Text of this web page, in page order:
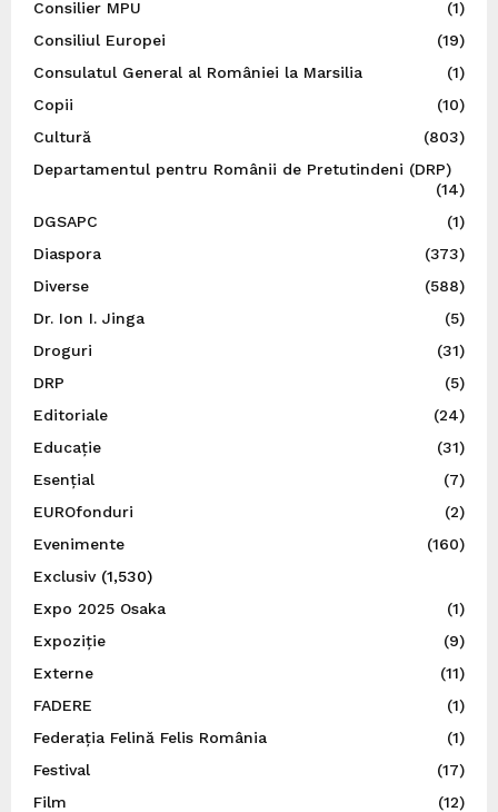
Consilier MPU
(1)
Consiliul Europei
(19)
Consulatul General al României la Marsilia
(1)
Copii
(10)
Cultură
(803)
Departamentul pentru Românii de Pretutindeni (DRP)
(14)
DGSAPC
(1)
Diaspora
(373)
Diverse
(588)
Dr. Ion I. Jinga
(5)
Droguri
(31)
DRP
(5)
Editoriale
(24)
Educație
(31)
Esențial
(7)
EUROfonduri
(2)
Evenimente
(160)
Exclusiv(1,530)
Expo 2025 Osaka
(1)
Expoziție
(9)
Externe
(11)
FADERE
(1)
Federația Felină Felis România
(1)
Festival
(17)
Film
(12)